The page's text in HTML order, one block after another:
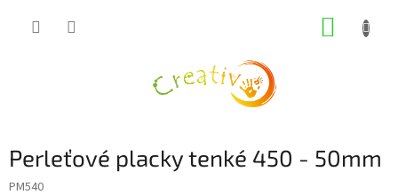
Perleťové placky tenké 450 - 50mm
PM540